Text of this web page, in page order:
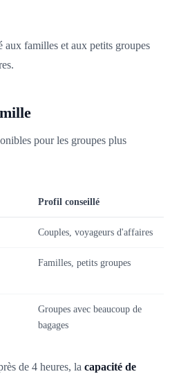
aux familles et aux petits groupes
pour les groupes plus
Profil conseillé
Couples, voyageurs d'affaires
Familles, petits groupes
Groupes avec beaucoup de
bagages
de 4 heures, la capacité de